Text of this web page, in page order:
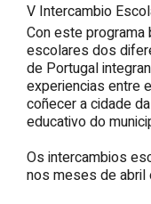
V Intercambio
Con este
escolares dos
de Portugal
experiencias entre
coñecer a cidade
educativo do
Os intercambios
nos meses de abril